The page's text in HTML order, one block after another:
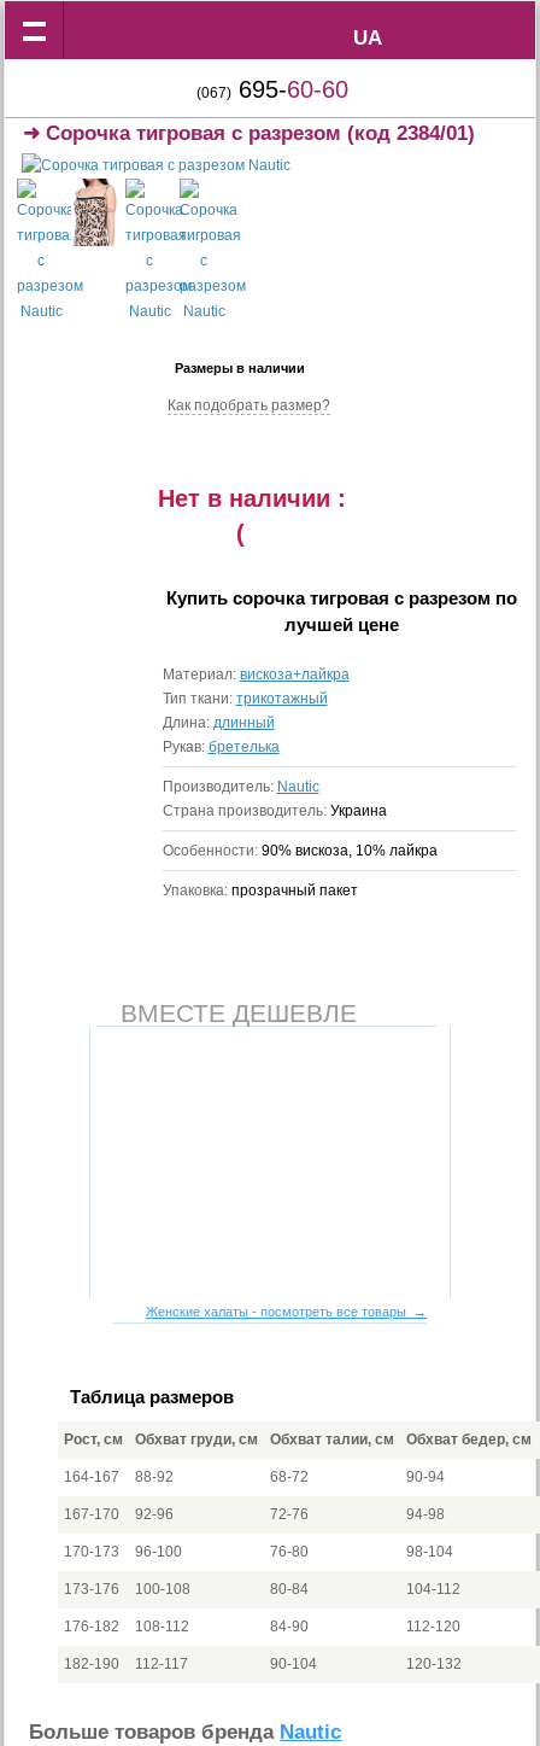
UA
UA
(067) 695-60-60
➜Сорочка тигровая с разрезом (код 2384/01)
Размеры в наличии
Как подобрать размер?
Нет в наличии :
(
Купитьсорочка тигровая с разрезом по
лучшей цене
Материал: вискоза+лайкра
Тип ткани: трикотажный
Длина: длинный
Рукав: бретелька
Производитель: Nautic
Страна производитель: Украина
Особенности: 90% вискоза, 10% лайкра
Упаковка: прозрачный пакет
ВМЕСТЕ ДЕШЕВЛЕ
Женские халаты - посмотреть все товары →
Таблица размеров
Рост, см Обхват груди, см Обхват талии, см Обхват бедер, см
164-167 88-92 68-72 90-94
167-170 92-96 72-76 94-98
170-173 96-100 76-80 98-104
173-176 100-108 80-84 104-112
176-182 108-112 84-90 112-120
182-190 112-117 90-104 120-132
Больше товаров бренда Nautic